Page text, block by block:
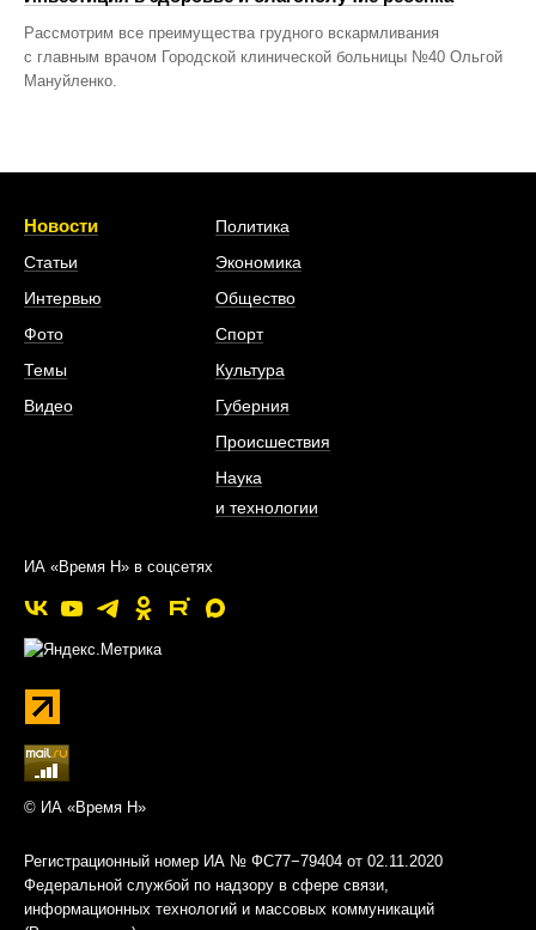
Рассмотрим все преимущества грудного вскармливания
с главным врачом Городской клинической больницы №40 Ольгой
Мануйленко.
Новости
Статьи
Интервью
Фото
Темы
Видео
Политика
Экономика
Общество
Спорт
Культура
Губерния
Происшествия
Наука
и технологии
ИА «Время Н» в соцсетях
© ИА «Время Н»
Регистрационный номер ИА № ФС77−79404 от 02.11.2020
Федеральной службой по надзору в сфере связи,
информационных технологий и массовых коммуникаций